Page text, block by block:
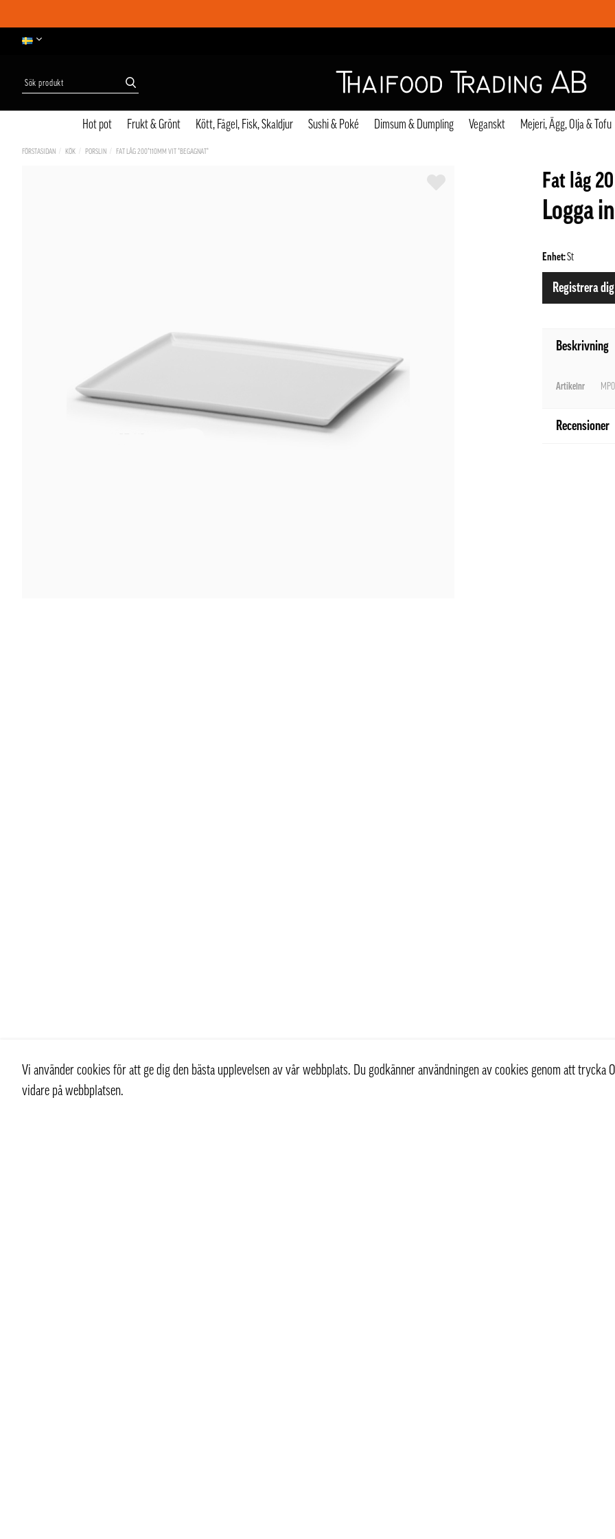
Hot pot Frukt & Grönt Kött, Fågel, Fisk, Skaldjur Sushi & Poké Dimsum & Dumpling Veganskt Mejeri, Ägg, Olja & Tofu
FÖRSTASIDAN KÖK PORSLIN FAT LÅG 200*110MM VIT *BEGAGNAT*
Fat låg
Logga
Enhet:St
Registrera dig
Beskrivning
Artikelnr
Recensioner
Vi använder cookies för att ge dig den bästa upplevelsen av vår webbplats. Du godkänner användningen av cookies genom att trycka
vidare på webbplatsen.